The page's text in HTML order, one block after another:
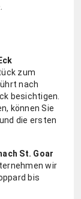
zum
nach
besichtigen.
können Sie
die ersten
St. Goar
wir
bis